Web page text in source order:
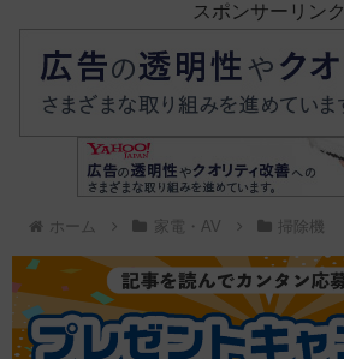
スポンサーリンク
ホーム 家電・AV 掃除機